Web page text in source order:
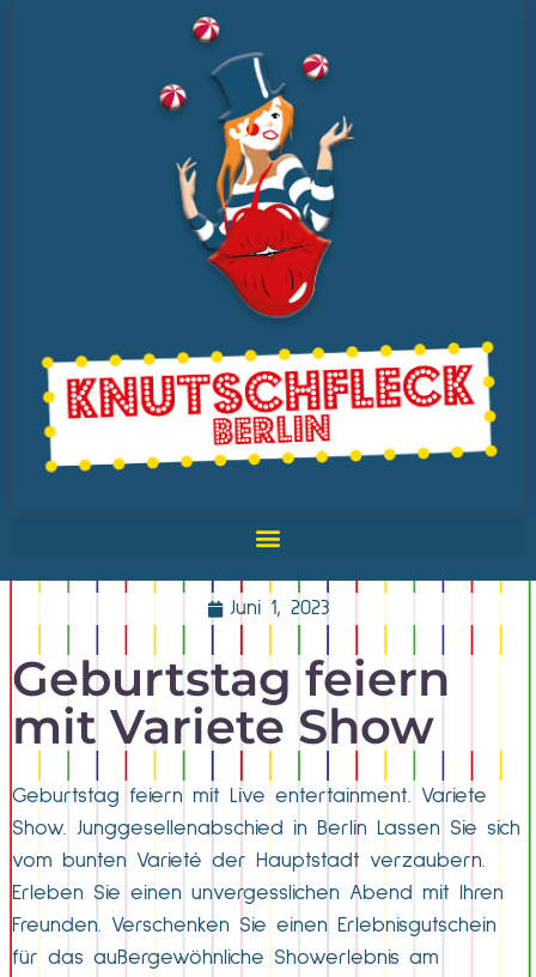
Juni 1, 2023
Geburtstag feiern
mit Variete Show
Geburtstag feiern mit Live entertainment. Variete
Show. Junggesellenabschied in Berlin Lassen Sie sich
vom bunten Varieté der Hauptstadt verzaubern.
Erleben Sie einen unvergesslichen Abend mit Ihren
Freunden. Verschenken Sie einen Erlebnisgutschein
für das außergewöhnliche Showerlebnis am